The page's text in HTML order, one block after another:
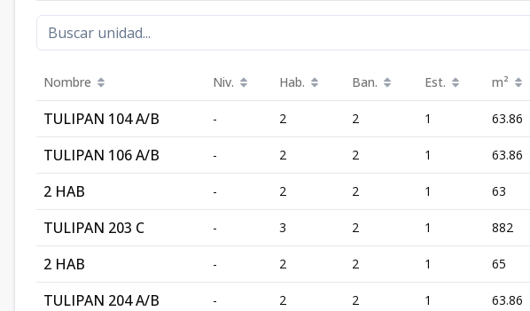
Nombre Niv. Hab. Ban. Est. m²
TULIPAN 104 A/B - 2 2 1 63.86
TULIPAN 106 A/B - 2 2 1 63.86
2 HAB - 2 2 1 63
TULIPAN 203 C - 3 2 1 882
2 HAB - 2 2 1 65
TULIPAN 204 A/B - 2 2 1 63.86